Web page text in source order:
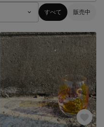
すべて 販売中